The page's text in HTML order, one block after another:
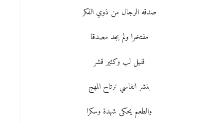
صدقه الرجال من ذوي الفكر
مفتخرا ولم يجد مصدقا
قليل لب وكثير قشر
بنشر انفاسي ترتاح المهج
والطعم يحكى شهدة وسكرا